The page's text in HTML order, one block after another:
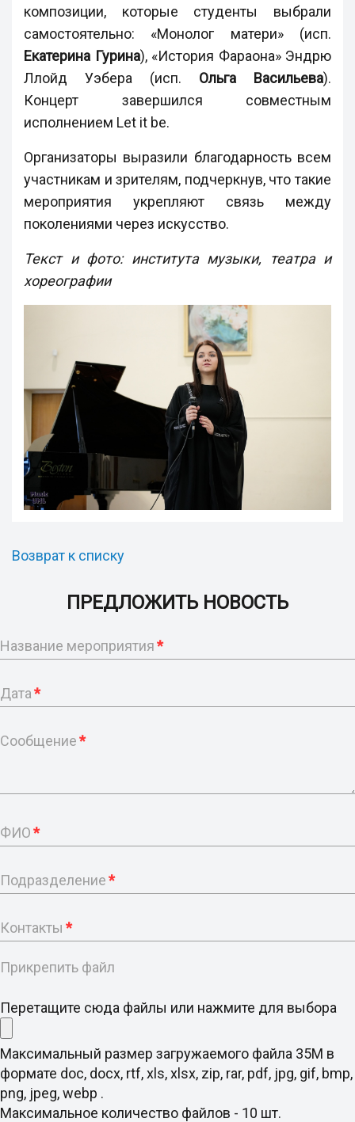
композиции, которые студенты выбрали
самостоятельно: «Монолог матери» (исп.
Екатерина Гурина), «История Фараона» Эндрю
Ллойд Уэбера (исп. Ольга Васильева).
Концерт завершился совместным
исполнением Let it be.
Организаторы выразили благодарность всем
участникам и зрителям, подчеркнув, что такие
мероприятия укрепляют связь между
поколениями через искусство.
Текст и фото: института музыки, театра и
хореографии
Возврат к списку
ПРЕДЛОЖИТЬ НОВОСТЬ
Название мероприятия*
Дата*
Сообщение*
ФИО*
Подразделение*
Контакты *
Прикрепить файл
Перетащите сюда файлы или нажмите для выбора
Максимальный размер загружаемого файла 35M в
формате doc, docx, rtf, xls, xlsx, zip, rar, pdf, jpg, gif, bmp,
png, jpeg, webp .
Максимальное количество файлов - 10 шт.